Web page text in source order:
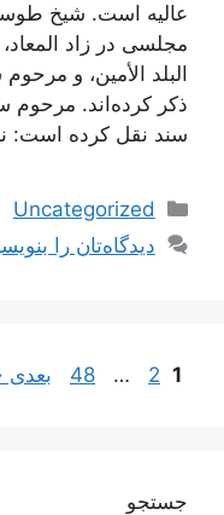
عالیه است. شیخ
مجلسی در زاد
البلد الأمین، و
ذکر کرده‌اند. مرحوم
سند نقل کرده است:
دسته‌ها
Uncategorized
دیدگاه‌تان را
ناوبری
برگه
1 برگه
2
… برگه
48 بعدی
جستجو